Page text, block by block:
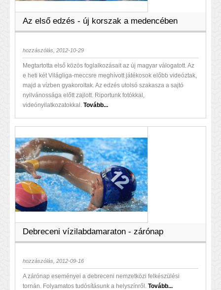
Az első edzés - új korszak a medencében
hozzászólás, 2012-10-29
Megtartotta első közös foglalkozásait az új magyar válogatott. Az
e heti két Világliga-meccsre meghívott játékosok előbb videóztak,
majd a vízben gyakoroltak. Az edzés utolsó szakasza a sajtó
nyilvánossága előtt zajlott. Riportunk fotókkal,
videónyilatkozatokkal. Tovább...
Debreceni vízilabdamaraton - zárónap
hozzászólás, 2012-09-16
A zárónap eseményei a debreceni nemzetközi felkészülési
tornán. Folyamatos tudósításunk a helyszínről. Tovább...